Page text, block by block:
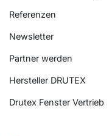
Referenzen
Newsletter
Partner werden
Hersteller DRUTEX
Drutex Fenster Vertrieb